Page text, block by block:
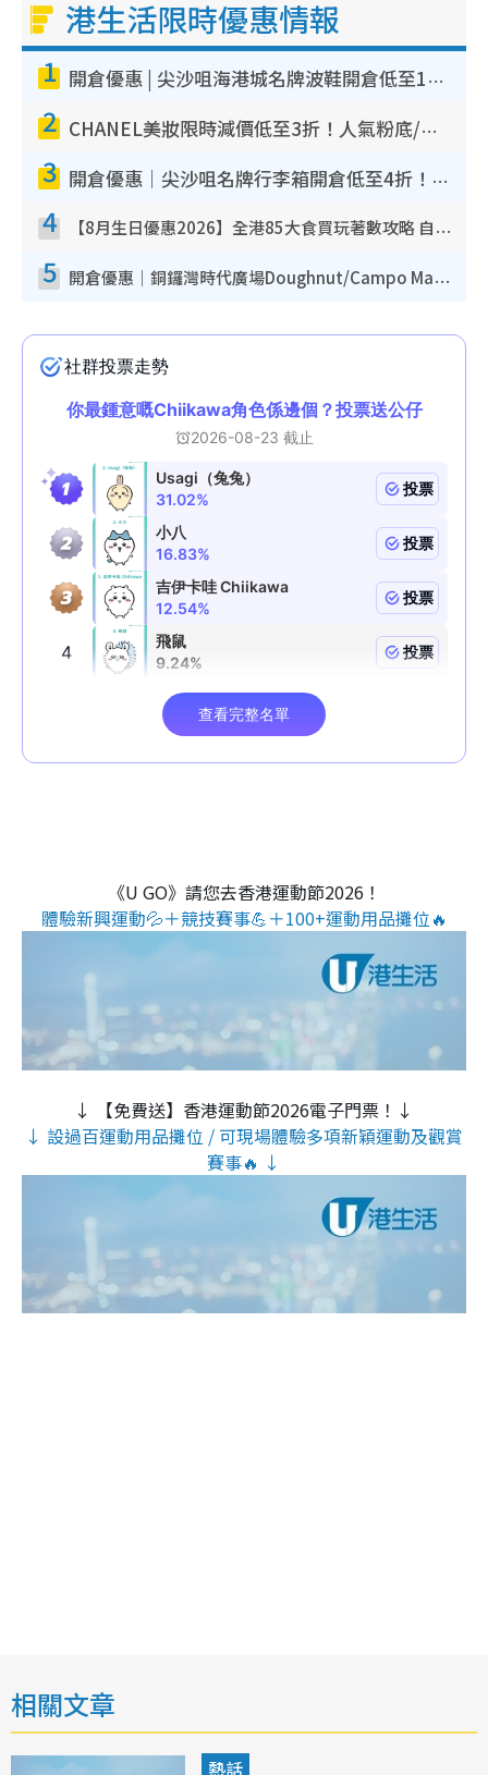
港生活限時優惠情報
1 開倉優惠 | 尖沙咀海港城名牌波鞋開倉低至1折！On鞋$899起／Joy&Peace鞋履$98起
2 CHANEL美妝限時減價低至3折！人氣粉底/唇膏/精華液低至$275！COCO香水都有平
3 開倉優惠｜尖沙咀名牌行李箱開倉低至4折！一連5日 American Tourister/ace./Hallmark $200起！
4 【8月生日優惠2026】全港85大食買玩著數攻略 自助餐/火鍋放題同行免費＋誠品/DONKI送現金券
5 開倉優惠｜銅鑼灣時代廣場Doughnut/Campo Marzio開倉低至1折！背囊、書包、手袋劈價$200起
《U GO》請您去香港運動節2026！
體驗新興運動💦＋競技賽事💪＋100+運動用品攤位🔥
↓ 【免費送】香港運動節2026電子門票！↓
↓ 設過百運動用品攤位 / 可現場體驗多項新穎運動及觀賞
賽事🔥 ↓
相關文章
熱話